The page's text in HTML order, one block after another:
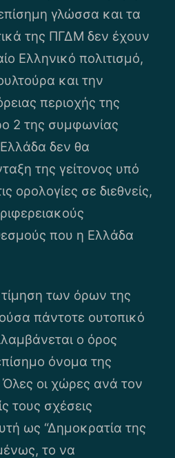
γλώσσα και τα
της ΠΓΔΜ δεν έχουν
Ελληνικό πολιτισμό,
και την
περιοχής της
2 της συμφωνίας
δεν θα
της γείτονος υπό
ορολογίες σε διεθνείς,
που η Ελλάδα
των όρων της
πάντοτε ουτοπικό
ο όρος
όνομα της
Όλες οι χώρες ανά τον
τους σχέσεις
ως “Δημοκρατία της
το να